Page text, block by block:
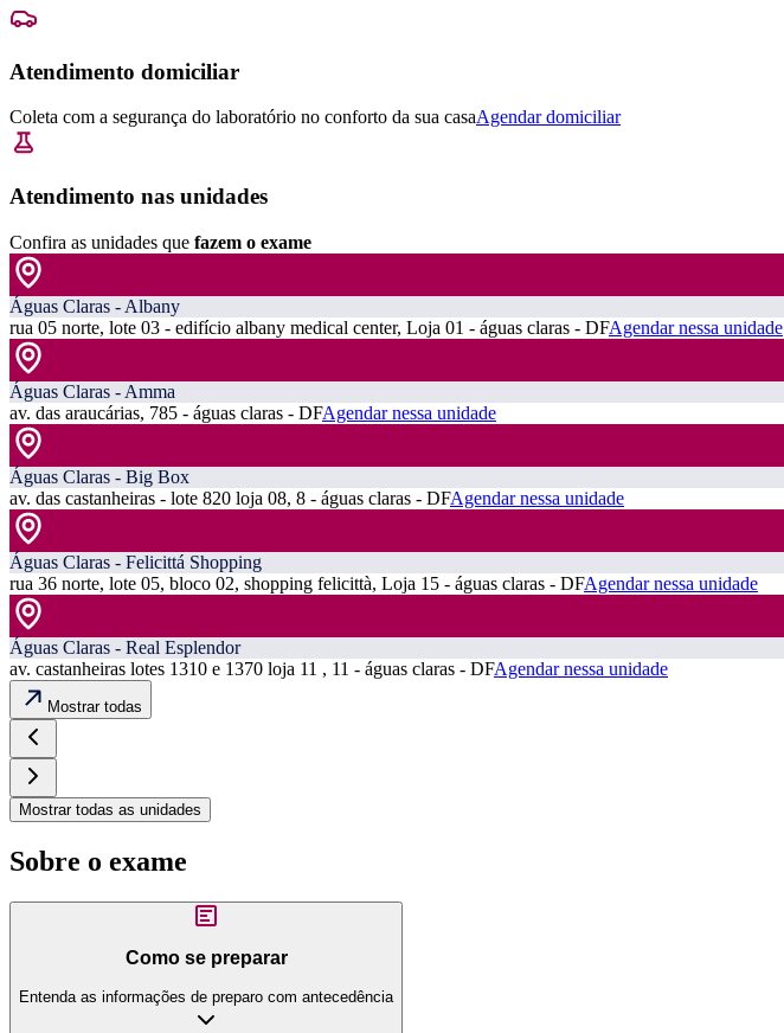
Atendimento domiciliar
Coleta com a segurança do laboratório no conforto da sua casaAgendar domiciliar
Atendimento nas unidades
Confira as unidades que fazem o exame
Águas Claras - Albany
rua 05 norte, lote 03 - edifício albany medical center, Loja 01 - águas claras - DFAgendar nessa unidade
Águas Claras - Amma
av. das araucárias, 785 - águas claras - DFAgendar nessa unidade
Águas Claras - Big Box
av. das castanheiras - lote 820 loja 08, 8 - águas claras - DFAgendar nessa unidade
Águas Claras - Felicittá Shopping
rua 36 norte, lote 05, bloco 02, shopping felicittà, Loja 15 - águas claras - DFAgendar nessa unidade
Águas Claras - Real Esplendor
av. castanheiras lotes 1310 e 1370 loja 11 , 11 - águas claras - DFAgendar nessa unidade
Mostrar todas
Mostrar todas as unidades
Sobre o exame
Como se preparar
Entenda as informações de preparo com antecedência